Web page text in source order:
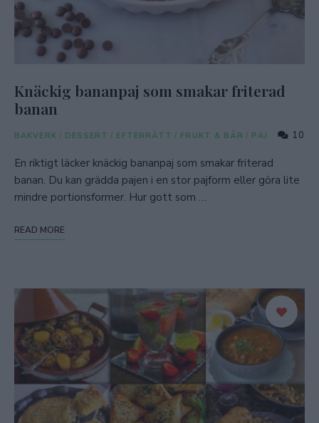
Knäckig bananpaj som smakar friterad
banan
BAKVERK / DESSERT / EFTERRÄTT / FRUKT & BÄR / PAJ 10
En riktigt läcker knäckig bananpaj som smakar friterad
banan. Du kan grädda pajen i en stor pajform eller göra lite
mindre portionsformer. Hur gott som …
READ MORE